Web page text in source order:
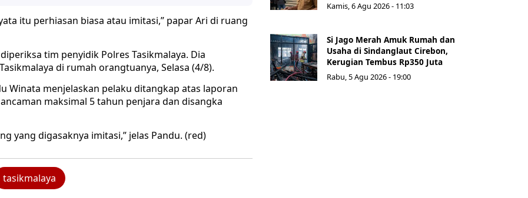
itu perhiasan biasa atau imitasi,” papar Ari di ruang
tim penyidik Polres Tasikmalaya. Dia
di rumah orangtuanya, Selasa (4/8).
Winata menjelaskan pelaku ditangkap atas laporan
maksimal 5 tahun penjara dan disangka
yang digasaknya imitasi,” jelas Pandu. (red)
tasikmalaya
Kamis, 6 Agu 2026 - 11:03
Si Jago Merah Amuk Rumah dan
Usaha di Sindanglaut Cirebon,
Kerugian Tembus Rp350 Juta
Rabu, 5 Agu 2026 - 19:00